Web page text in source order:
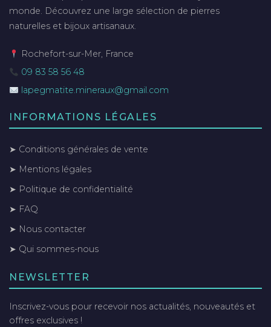
monde. Découvrez une large sélection de pierres
naturelles et bijoux artisanaux.
Rochefort-sur-Mer, France
09 83 58 56 48
lapegmatite.mineraux@gmail.com
INFORMATIONS LÉGALES
➤ Conditions générales de vente
➤ Mentions légales
➤ Politique de confidentialité
➤ FAQ
➤ Nous contacter
➤ Qui sommes-nous
NEWSLETTER
Inscrivez-vous pour recevoir nos actualités, nouveautés et
offres exclusives !